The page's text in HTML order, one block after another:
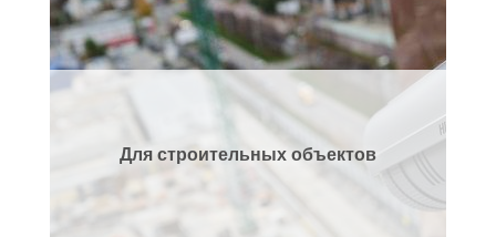
Для строительных объектов